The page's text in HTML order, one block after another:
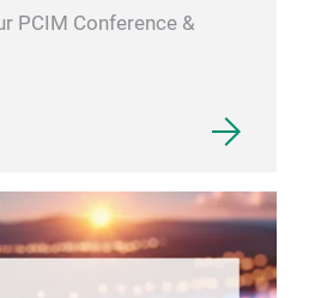
PCIM Conference &